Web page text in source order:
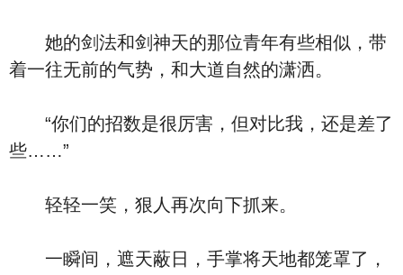
她的剑法和剑神天的那位青年有些相似，带
着一往无前的气势，和大道自然的潇洒。
“你们的招数是很厉害，但对比我，还是差了
些……”
轻轻一笑，狠人再次向下抓来。
一瞬间，遮天蔽日，手掌将天地都笼罩了，